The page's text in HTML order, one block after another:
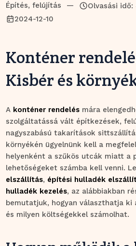
Építés, felújítás — Olvasási idő:
2024-12-10
Konténer
Kisbér és
A konténer rendelés mára
szolgáltatássá vált építkezések,
nagyszabású takarítások
környékén ügyelnünk kell a
helyenként a szűkös utcák miatt a
lehetőségeket számba kell venni.
elszállítás, építési hulladék
hulladék kezelés, az alábbiakban
bemutatjuk, hogyan választhatja ki
és milyen költségekkel számolhat.